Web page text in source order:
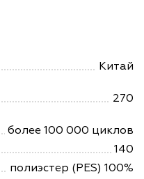
Китай
270
более 100 000 циклов
140
полиэстер (PES) 100%